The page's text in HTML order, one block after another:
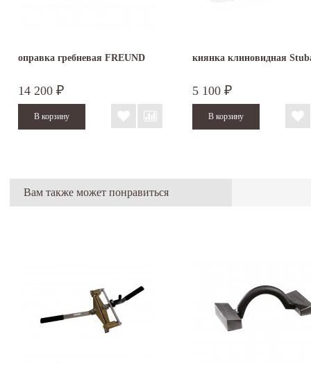
оправка гребневая FREUND
14 200 ₽
киянка клиновидная
5 100 ₽
Вам также может понравиться